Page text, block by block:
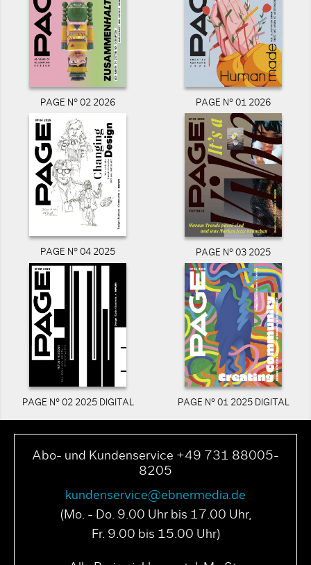
PAGE N° 02 2026 PAGE N° 01 2026
PAGE N° 04 2025 PAGE N° 03 2025
PAGE N° 02 2025 DIGITAL PAGE N° 01 2025 DIGITAL
Abo- und Kundenservice +49 731 88005-
8205
kundenservice@ebnermedia.de
(Mo. - Do. 9.00 Uhr bis 17.00 Uhr,
Fr. 9.00 bis 15.00 Uhr)